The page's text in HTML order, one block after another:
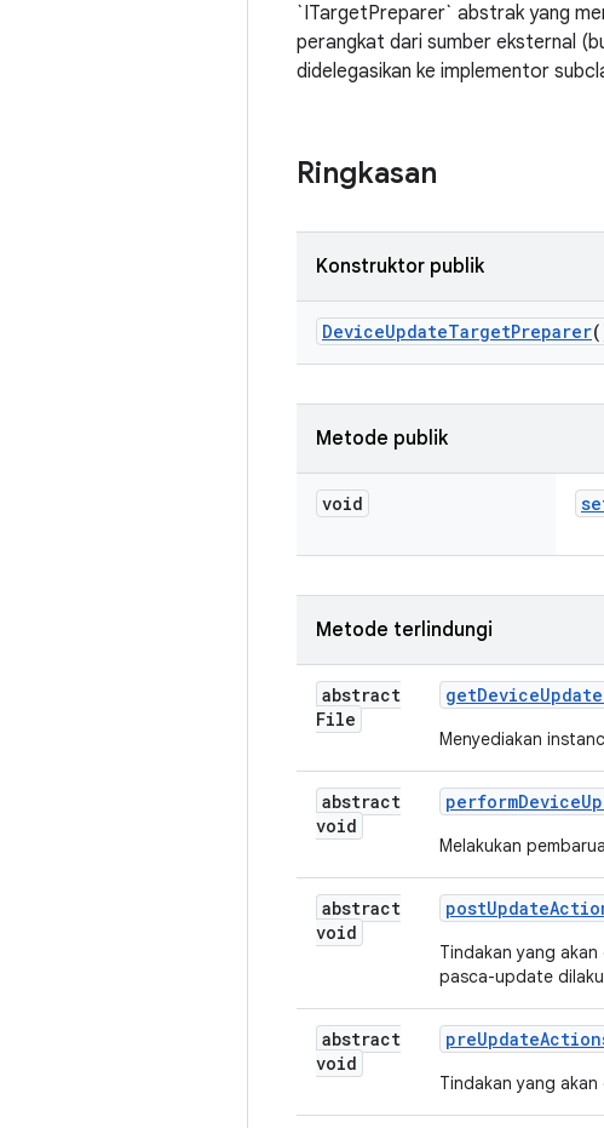
`ITargetPreparer` abstrak yang
perangkat dari sumber eksternal
didelegasikan ke implementor
Ringkasan
Konstruktor publik
DeviceUpdateTargetPreparer
Metode publik
void
Metode terlindungi
abstract
File
getDeviceUpdate
Menyediakan
abstract
void
performDevice
Melakukan
abstract
void
postUpdate
Tindakan yang
pasca-update
abstract
void
preUpdate
Tindakan yang